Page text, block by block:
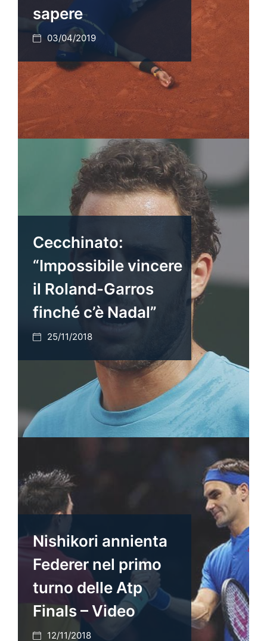
sapere
03/04/2019
Cecchinato:
“Impossibile vincere
il Roland-Garros
finché c’è Nadal”
25/11/2018
Nishikori annienta
Federer nel primo
turno delle Atp
Finals – Video
12/11/2018